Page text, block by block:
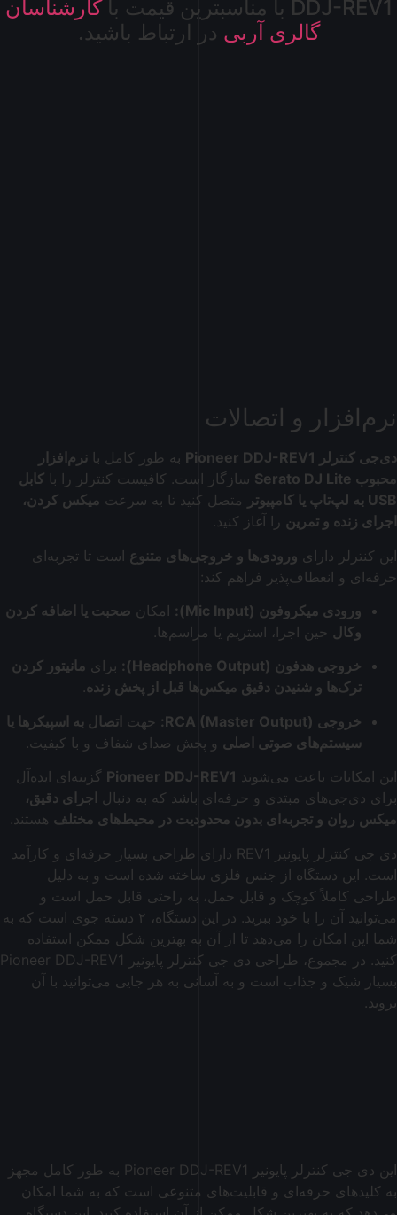
DDJ-REV1 با مناسبترین قیمت با
کارشناسان
گالری آربی در ارتباط باشید.
نرم‌افزار و اتصالات
دی‌جی کنترلر Pioneer DDJ-REV1 به طور کامل با نرم‌افزار
محبوب Serato DJ Lite
سازگار است. کافیست کنترلر را با کابل
USB به لپ‌تاپ یا کامپیوتر
متصل کنید تا به سرعت میکس کردن،
اجرای زنده و تمرین را آغاز کنید.
این کنترلر دارای ورودی‌ها و خروجی‌های متنوع است تا تجربه‌ای
حرفه‌ای و انعطاف‌پذیر فراهم کند:
ورودی میکروفون (Mic Input):
امکان صحبت یا اضافه کردن
وکال حین اجرا، استریم یا مراسم‌ها.
خروجی هدفون (Headphone Output):
برای مانیتور کردن
ترک‌ها و شنیدن دقیق میکس‌ها قبل از پخش زنده.
خروجی RCA (Master Output):
جهت اتصال به اسپیکرها یا
سیستم‌های صوتی اصلی و پخش صدای شفاف و با کیفیت.
این امکانات باعث می‌شوند Pioneer DDJ-REV1 گزینه‌ای ایده‌آل
برای دی‌جی‌های مبتدی و حرفه‌ای باشد که به دنبال اجرای دقیق،
میکس روان و تجربه‌ای بدون محدودیت در محیط‌های مختلف هستند.
دی جی کنترلر پایونیر REV1 دارای طراحی بسیار حرفه‌ای و کارآمد
است. این دستگاه از جنس فلزی ساخته شده است و به دلیل
طراحی کاملاً کوچک و قابل حمل، به راحتی قابل حمل است و
می‌توانید آن را با خود ببرید. در این دستگاه، ۲ دسته جوی است که به
شما این امکان را می‌دهد تا از آن به بهترین شکل ممکن استفاده
کنید. در مجموع، طراحی دی جی کنترلر پایونیر Pioneer DDJ-REV1
بسیار شیک و جذاب است و به آسانی به هر جایی می‌توانید با آن
بروید.
این دی جی کنترلر پایونیر Pioneer DDJ-REV1 به طور کامل مجهز
به کلیدهای حرفه‌ای و قابلیت‌های متنوعی است که به شما امکان